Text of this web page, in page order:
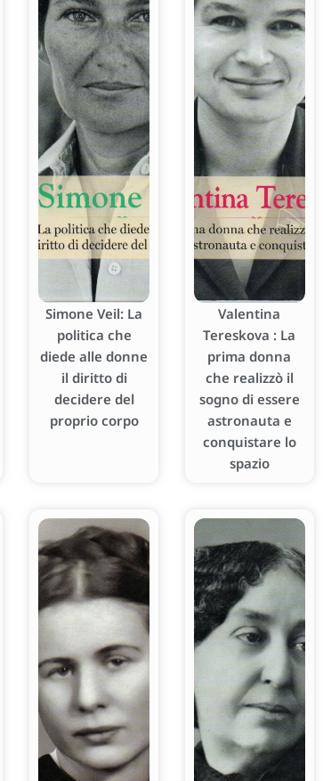
Simone Veil: La
politica che
diede alle donne
il diritto di
decidere del
proprio corpo
Valentina
Tereskova : La
prima donna
che realizzò il
sogno di essere
astronauta e
conquistare lo
spazio